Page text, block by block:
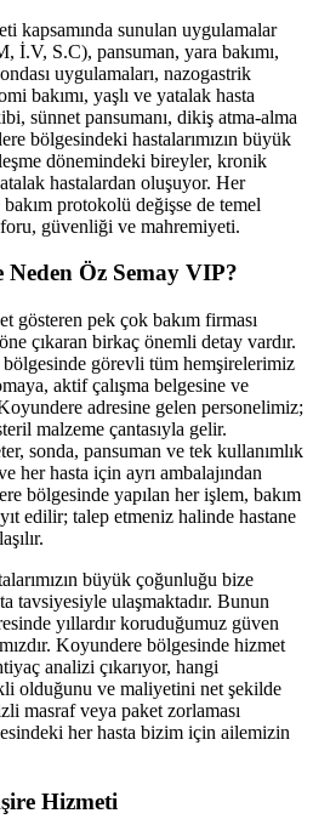
kapsamında sunulan uygulamalar
İ.V, S.C), pansuman, yara bakımı,
uygulamaları, nazogastrik
bakımı, yaşlı ve yatalak hasta
sünnet pansumanı, dikiş atma-alma
bölgesindeki hastalarımızın büyük
dönemindeki bireyler, kronik
hastalardan oluşuyor. Her
protokolü değişse de temel
güvenliği ve mahremiyeti.
Neden Öz Semay VIP?
gösteren pek çok bakım firması
çıkaran birkaç önemli detay vardır.
bölgesinde görevli tüm hemşirelerimiz
aktif çalışma belgesine ve
adresine gelen personelimiz;
malzeme çantasıyla gelir.
sonda, pansuman ve tek kullanımlık
her hasta için ayrı ambalajından
bölgesinde yapılan her işlem, bakım
edilir; talep etmeniz halinde hastane
büyük çoğunluğu bize
tavsiyesiyle ulaşmaktadır. Bunun
yıllardır koruduğumuz güven
Koyundere bölgesinde hizmet
analizi çıkarıyor, hangi
olduğunu ve maliyetini net şekilde
masraf veya paket zorlaması
her hasta bizim için ailemizin
Hizmeti